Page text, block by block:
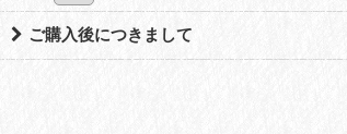
ご購入後につきまして